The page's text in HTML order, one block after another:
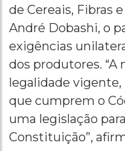
de Cereais, Fibras
André Dobashi, o
exigências
dos produtores. “A
legalidade
que cumprem o
uma legislação
Constituição”,